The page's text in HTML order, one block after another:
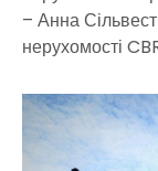
– Анна
нерухомості